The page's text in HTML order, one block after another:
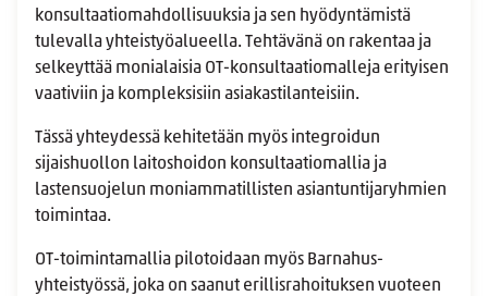
konsultaatiomahdollisuuksia ja sen hyödyntämistä
tulevalla yhteistyöalueella. Tehtävänä on rakentaa ja
selkeyttää monialaisia OT-konsultaatiomalleja erityisen
vaativiin ja kompleksisiin asiakastilanteisiin.
Tässä yhteydessä kehitetään myös integroidun
sijaishuollon laitoshoidon konsultaatiomallia ja
lastensuojelun moniammatillisten asiantuntijaryhmien
toimintaa.
OT-toimintamallia pilotoidaan myös Barnahus-
yhteistyössä, joka on saanut erillisrahoituksen vuoteen